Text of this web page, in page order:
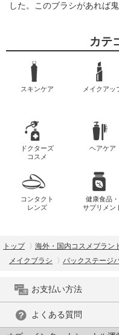
した。このブラシがあれば
カテ
スキンケア メイクアッ
ドクターズ
コスメ
ヘアケア
コンタクト
レンズ
健康食品・
サプリメン
トップ 海外・国内コスメブラン
メイクブラシ
バックステージ
お支払い方法
よくある質問